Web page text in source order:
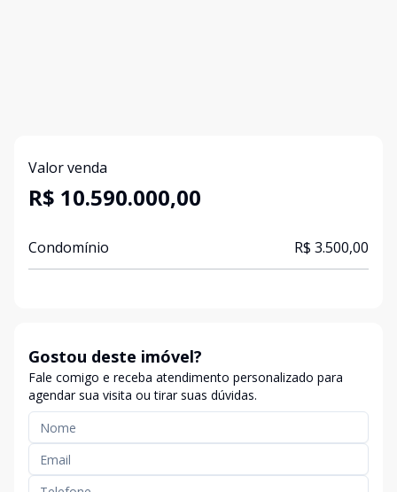
Valor venda
R$ 10.590.000,00
Condomínio R$ 3.500,00
Gostou deste imóvel?
Fale comigo e receba atendimento personalizado para
agendar sua visita ou tirar suas dúvidas.